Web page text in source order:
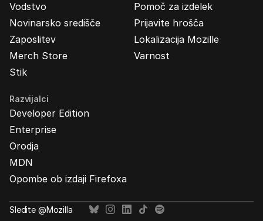
Vodstvo
Novinarsko središče
Zaposlitev
Merch Store
Stik
Pomoč za izdelek
Prijavite hrošča
Lokalizacija Mozille
Varnost
Razvijalci
Developer Edition
Enterprise
Orodja
MDN
Opombe ob izdaji Firefoxa
Sledite @Mozilla